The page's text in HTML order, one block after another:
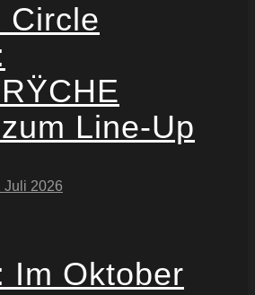
Circle
Line-Up
Juli 2026
Im Oktober